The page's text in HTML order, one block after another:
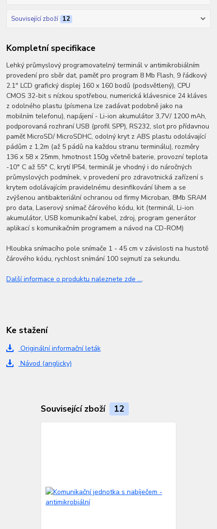
Související zboží 12
Kompletní specifikace
Lehký průmyslový programovatelný terminál v antimikrobiálním
provedení pro sběr dat, paměť pro program 8 Mb Flash, 9 řádkový
2.1" LCD grafický displej 160 x 160 bodů (podsvětlený), CPU
CMOS 32-bit s nízkou spotřebou, numerická klávesnice 24 kláves
z odolného plastu (písmena lze zadávat podobně jako na
mobilním telefonu), napájení - Li-ion akumulátor 3,7V/ 1200 mAh,
podporovaná rozhraní USB (profil SPP), RS232, slot pro přídavnou
paměť MicroSD/ MicroSDHC, odolný kryt z ABS plastu odolávající
pádům z 1,2m (až 5 pádů na každou stranu terminálu), rozměry
136 x 58 x 25mm, hmotnost 150g včetně baterie, provozní teplota
-10° C až 55° C, krytí IP54, terminál je vhodný i do náročných
průmyslových podmínek, v provedení pro zdravotnická zařízení s
krytem odolávajícím pravidelnému desinfikování lihem a se
zvýšenou antibakteriální ochranou od firmy Microban, 8Mb SRAM
pro data, Laserový snímač čárového kódu, kit (terminál, Li-ion
akumulátor, USB komunikační kabel, zdroj, program generátor
aplikací s komunikačním programem a návod na CD-ROM)
Hloubka snímacího pole snímače 1 - 45 cm v závislosti na hustotě
čárového kódu, rychlost snímání 100 sejmutí za sekundu.
Další informace o produktu naleznete zde ....
Ke stažení
Originální informační leták
Návod (anglicky)
Související zboží 12